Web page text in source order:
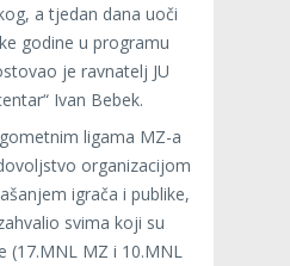
a tjedan dana uoči
godine u programu
je ravnatelj JU
Ivan Bebek.
ligama MZ-a
organizacijom
igrača i publike,
svima koji su
(17.MNL MZ i 10.MNL